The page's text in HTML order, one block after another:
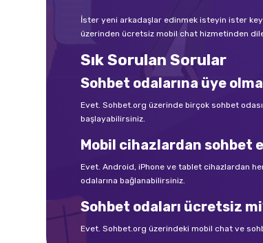
İster yeni arkadaşlar edinmek isteyin ister
üzerinden ücretsiz mobil chat hizmetinden
Sık Sorulan Sorular
Sohbet odalarına üye
Evet. Sohbet.org üzerinde birçok sohbet
başlayabilirsiniz.
Mobil cihazlardan sohbet
Evet. Android, iPhone ve tablet cihazlardan
odalarına bağlanabilirsiniz.
Sohbet odaları ücretsiz
Evet. Sohbet.org üzerindeki mobil chat ve